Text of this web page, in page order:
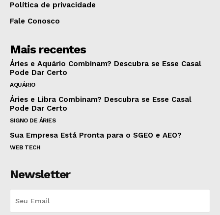
Política de privacidade
Fale Conosco
Mais recentes
Áries e Aquário Combinam? Descubra se Esse Casal
Pode Dar Certo
AQUÁRIO
Áries e Libra Combinam? Descubra se Esse Casal
Pode Dar Certo
SIGNO DE ÁRIES
Sua Empresa Está Pronta para o SGEO e AEO?
WEB TECH
Newsletter